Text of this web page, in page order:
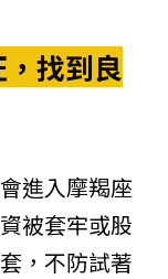
找到良
進入摩羯座
被套牢或股
，不防試著